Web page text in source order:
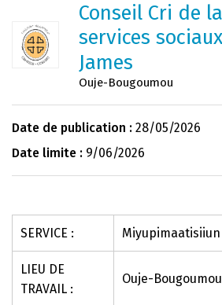
Conseil Cri de
services
James
Ouje-Bougoumou
Date de publication : 28/05/2026
Date limite : 9/06/2026
SERVICE : Miyupimaatisiiun
LIEU DE
TRAVAIL :
Ouje-Bougoumou